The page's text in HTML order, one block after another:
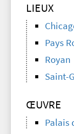
LIEUX
Pays
Royan
Saint-
ŒUVRE
Palais